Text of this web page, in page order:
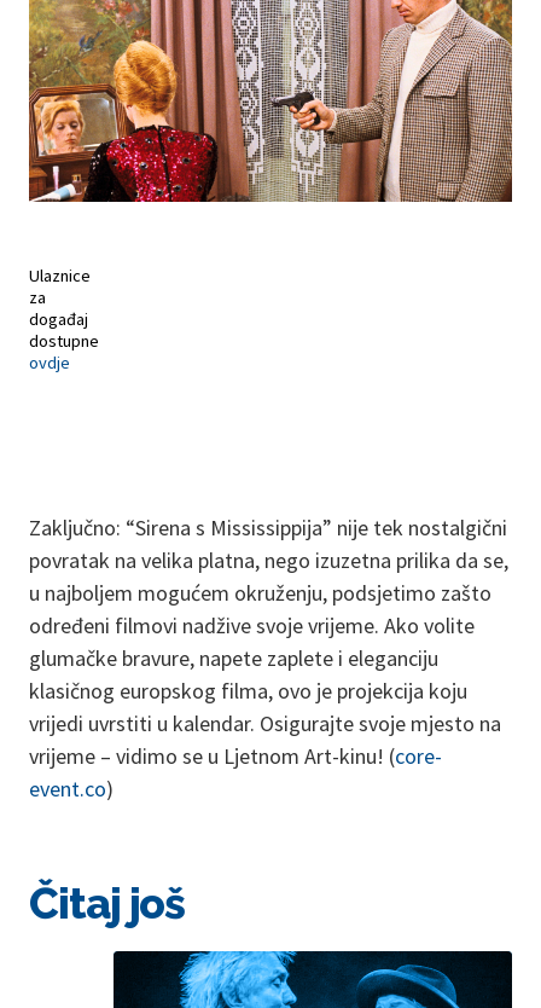
Ulaznice
za
događaj
dostupne
ovdje
Zaključno: “Sirena s Mississippija” nije tek nostalgični
povratak na velika platna, nego izuzetna prilika da se,
u najboljem mogućem okruženju, podsjetimo zašto
određeni filmovi nadžive svoje vrijeme. Ako volite
glumačke bravure, napete zaplete i eleganciju
klasičnog europskog filma, ovo je projekcija koju
vrijedi uvrstiti u kalendar. Osigurajte svoje mjesto na
vrijeme – vidimo se u Ljetnom Art-kinu! (core-
event.co)
Čitaj još